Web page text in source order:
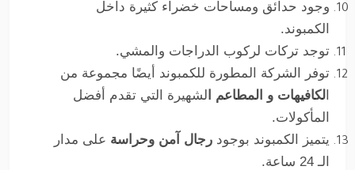
وجود حدائق ومساحات خضراء كثيرة داخل
الكمبوند.
توجد تركات لركوب الدراجات والمشي.
توفر الشركة المطورة للكمبوند أيضًا مجموعة من
لكافيهات و المطاعم ا لشهيرة التي تقدم أفضل
المأكولات.
يتميز الكمبوند بوجود رجال آمن وحراسة على مدار
الـ 24 ساعة.